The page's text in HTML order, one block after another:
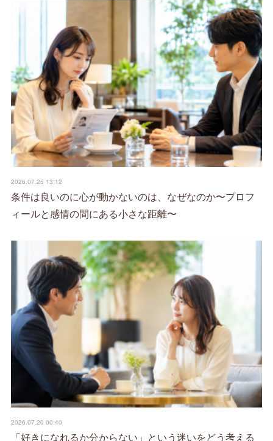
2026.07.25 13:12
条件は良いのに心が動かないのは、なぜなのか〜プロフ
ィールと感情の間にある小さな距離〜
2026.07.20 00:40
「好きになれるか分からない」という迷いをどう考える